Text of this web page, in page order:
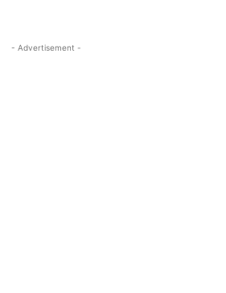
- Advertisement -